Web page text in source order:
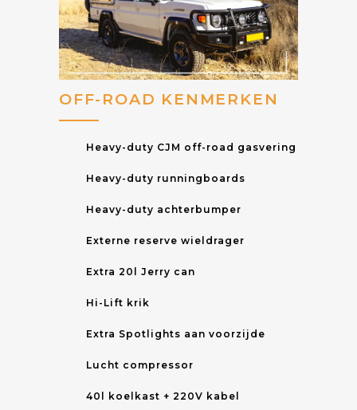
OFF-ROAD KENMERKEN
Heavy-duty CJM off-road gasvering
Heavy-duty runningboards
Heavy-duty achterbumper
Externe reserve wieldrager
Extra 20l Jerry can
Hi-Lift krik
Extra Spotlights aan voorzijde
Lucht compressor
40l koelkast + 220V kabel